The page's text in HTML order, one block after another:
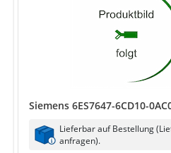
Siemens 6ES7647-6CD10-
Lieferbar auf Bestellung
anfragen).